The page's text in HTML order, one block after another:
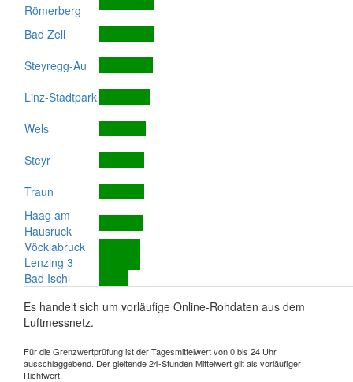
Römerberg
Bad Zell
Steyregg-Au
Linz-Stadtpark
Wels
Steyr
Traun
Haag am
Hausruck
Vöcklabruck
Lenzing 3
Bad Ischl
Es handelt sich um vorläufige Online-Rohdaten aus dem
Luftmessnetz.
Für die Grenzwertprüfung ist der Tagesmittelwert von 0 bis 24 Uhr
ausschlaggebend. Der gleitende 24-Stunden Mittelwert gilt als vorläufiger
Richtwert.